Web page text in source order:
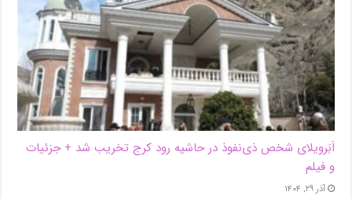
اَبَر‌ویلای شخص ذی‌نفوذ در حاشیه‌ رود کرج تخریب شد + جزئیات
و فیلم
آذر ۲۹, ۱۴۰۴